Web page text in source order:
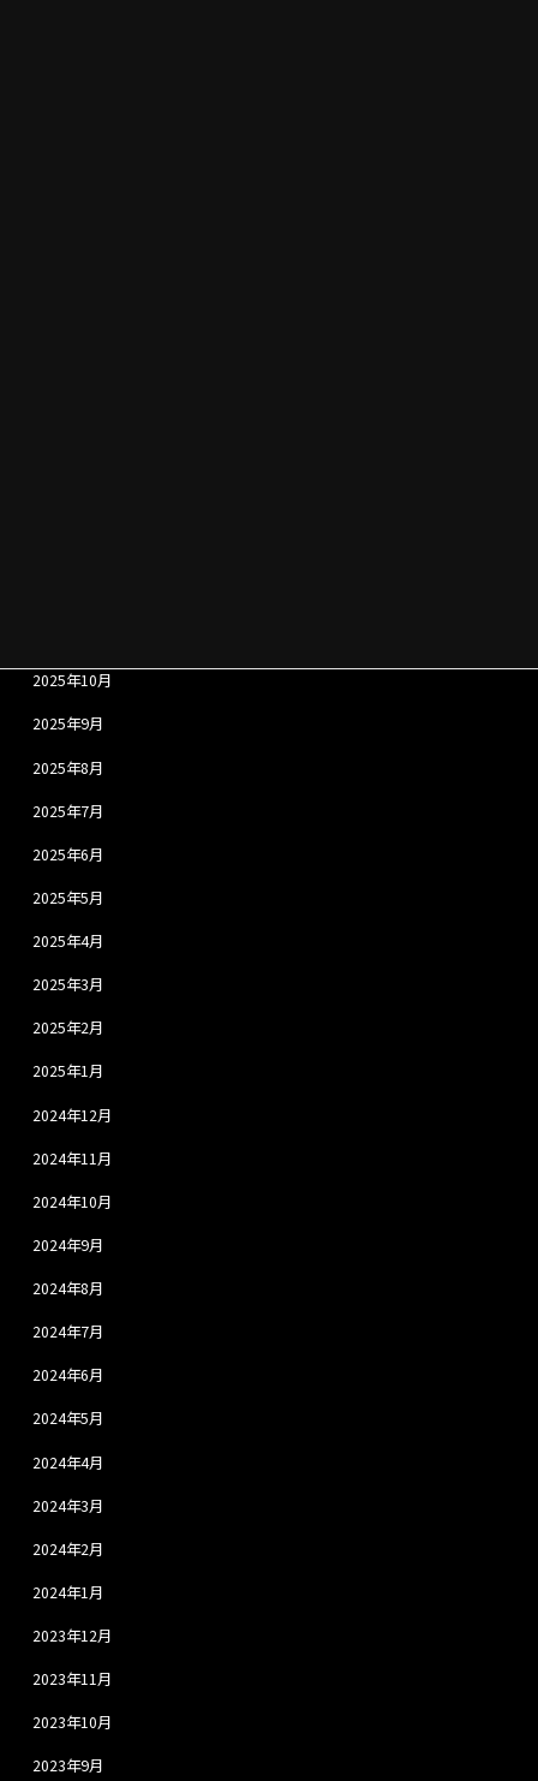
2025年10月
2025年9月
2025年8月
2025年7月
2025年6月
2025年5月
2025年4月
2025年3月
2025年2月
2025年1月
2024年12月
2024年11月
2024年10月
2024年9月
2024年8月
2024年7月
2024年6月
2024年5月
2024年4月
2024年3月
2024年2月
2024年1月
2023年12月
2023年11月
2023年10月
2023年9月